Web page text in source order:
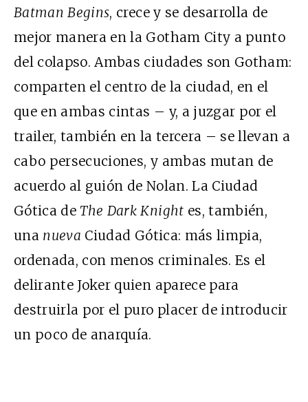
Batman Begins, crece y se desarrolla de
mejor manera en la Gotham City a punto
del colapso. Ambas ciudades son Gotham:
comparten el centro de la ciudad, en el
que en ambas cintas – y, a juzgar por el
trailer, también en la tercera – se llevan a
cabo persecuciones, y ambas mutan de
acuerdo al guión de Nolan. La Ciudad
Gótica deThe Dark Knight es, también,
una nueva Ciudad Gótica: más limpia,
ordenada, con menos criminales. Es el
delirante Joker quien aparece para
destruirla por el puro placer de introducir
un poco de anarquía.